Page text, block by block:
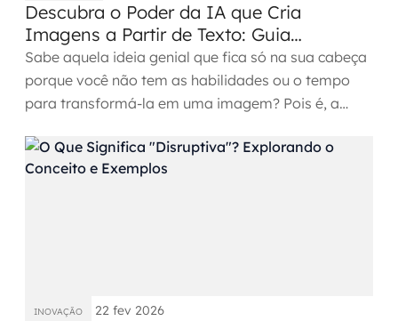
Consultoria de segurança
Simulação de Phishing
Segurança de aplicações e Cloud
Descubra o Poder da IA que Cria
Imagens a Partir de Texto: Guia
Completo
Sabe aquela ideia genial que fica só na sua cabeça
porque você não tem as habilidades ou o tempo
para transformá-la em uma imagem? Pois é, a
INOVAÇÃO 22 fev 2026